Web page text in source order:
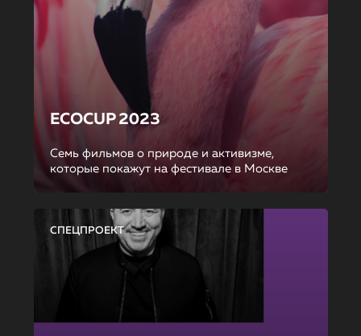
ECOCUP 2023
Семь фильмов о природе и активизме,
которые покажут на фестивале в Москве
СПЕЦПРОЕКТ